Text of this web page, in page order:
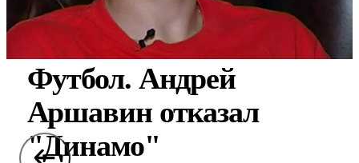
Футбол. Андрей
Аршавин отказал
"Динамо"